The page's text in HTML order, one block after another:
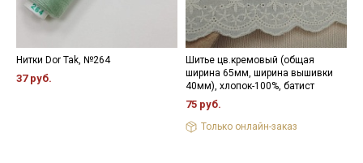
Нитки Dor Tak, №264
37 руб.
Шитье цв.кремовый (общая
ширина 65мм, ширина вышивки
40мм), хлопок-100%, батист
75 руб.
Только онлайн-заказ